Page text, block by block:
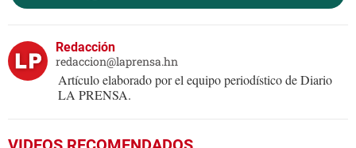
Redacción
redaccion@laprensa.hn
Artículo elaborado por el equipo periodístico de Diario
LA PRENSA.